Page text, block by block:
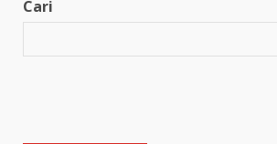
Cari